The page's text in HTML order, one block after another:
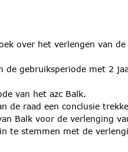
over het verlengen van de
gebruiksperiode met 2
van het azc Balk.
de raad een conclusie
Balk voor de verlenging
te stemmen met de